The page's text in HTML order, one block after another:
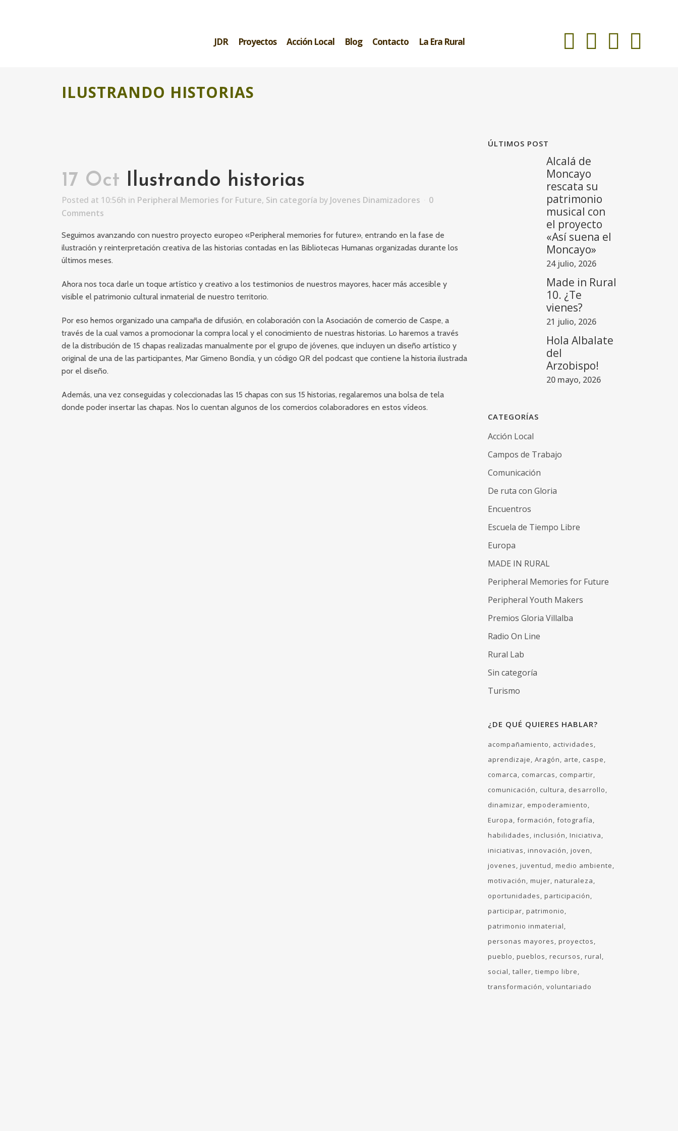
JDR Proyectos Acción Local Blog Contacto La Era Rural
ILUSTRANDO HISTORIAS
17 Oct Ilustrando historias
Posted at 10:56h in Peripheral Memories for Future, Sin categoría by Jovenes Dinamizadores
0
Comments
Seguimos avanzando con nuestro proyecto europeo «Peripheral memories for future», entrando en la fase de
ilustración y reinterpretación creativa de las historias contadas en las Bibliotecas Humanas organizadas durante los
últimos meses.
Ahora nos toca darle un toque artístico y creativo a los testimonios de nuestros mayores, hacer más accesible y
visible el patrimonio cultural inmaterial de nuestro territorio.
Por eso hemos organizado una campaña de difusión, en colaboración con la Asociación de comercio de Caspe, a
través de la cual vamos a promocionar la compra local y el conocimiento de nuestras historias. Lo haremos a través
de la distribución de 15 chapas realizadas manualmente por el grupo de jóvenes, que incluyen un diseño artístico y
original de una de las participantes, Mar Gimeno Bondía, y un código QR del podcast que contiene la historia ilustrada
por el diseño.
Además, una vez conseguidas y coleccionadas las 15 chapas con sus 15 historias, regalaremos una bolsa de tela
donde poder insertar las chapas. Nos lo cuentan algunos de los comercios colaboradores en estos vídeos.
ÚLTIMOS POST
Alcalá de
Moncayo
rescata su
patrimonio
musical con
el proyecto
«Así suena el
Moncayo»
24 julio, 2026
Made in Rural
10. ¿Te
vienes?
21 julio, 2026
Hola Albalate
del
Arzobispo!
20 mayo, 2026
CATEGORÍAS
Acción Local
Campos de Trabajo
Comunicación
De ruta con Gloria
Encuentros
Escuela de Tiempo Libre
Europa
MADE IN RURAL
Peripheral Memories for Future
Peripheral Youth Makers
Premios Gloria Villalba
Radio On Line
Rural Lab
Sin categoría
Turismo
¿DE QUÉ QUIERES HABLAR?
acompañamiento
actividades
aprendizaje Aragón arte
caspe
comarca
comarcas
compartir
comunicación
cultura
desarrollo
dinamizar empoderamiento
Europa formación fotografía
habilidades inclusión Iniciativa
iniciativas innovación joven
jovenes juventud medio ambiente
motivación mujer naturaleza
oportunidades participación
participar patrimonio
patrimonio inmaterial
personas mayores proyectos
pueblo pueblos recursos rural
social taller tiempo libre
transformación voluntariado